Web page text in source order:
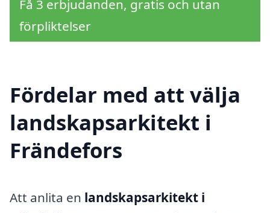
Få 3 erbjudanden, gratis och utan
förpliktelser
Fördelar med att välja
landskapsarkitekt i
Frändefors
Att anlita en landskapsarkitekt i